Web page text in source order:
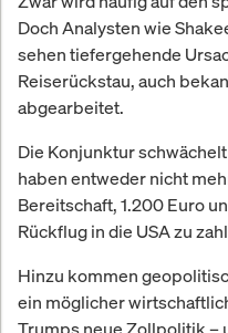
Doch Analysten wie
sehen tiefergehende
Reiserückstau, auch
abgearbeitet.
Die Konjunktur
haben entweder nicht
Bereitschaft, 1.200 Euro
Rückflug in die USA zu
Hinzu kommen
ein möglicher